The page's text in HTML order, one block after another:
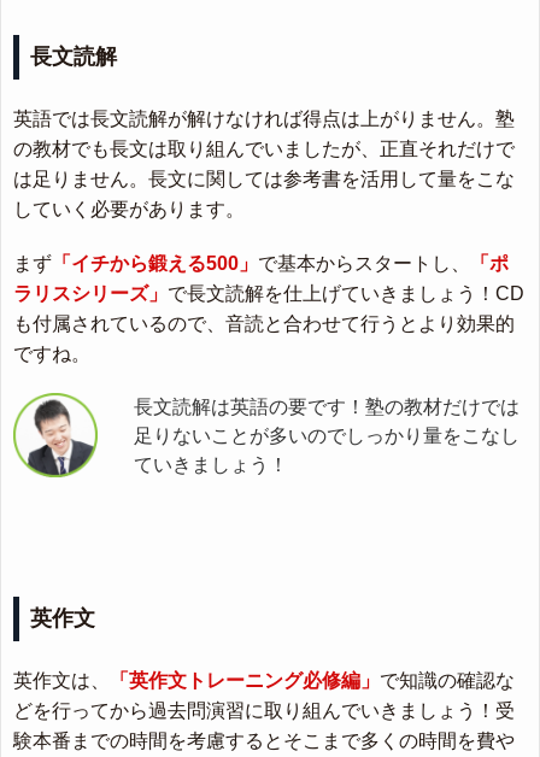
長文読解
英語では長文読解が解けなければ得点は上がりません。塾
の教材でも長文は取り組んでいましたが、正直それだけで
は足りません。長文に関しては参考書を活用して量をこな
していく必要があります。
まず 「イチから鍛える500」 で基本からスタートし、
「ポ
ラリスシリーズ」 で長文読解を仕上げていきましょう！CD
も付属されているので、音読と合わせて行うとより効果的
ですね。
長文読解は英語の要です！塾の教材だけでは
足りないことが多いのでしっかり量をこなし
ていきましょう！
英作文
英作文は、 「英作文トレーニング必修編」 で知識の確認な
どを行ってから過去問演習に取り組んでいきましょう！受
験本番までの時間を考慮するとそこまで多くの時間を費や